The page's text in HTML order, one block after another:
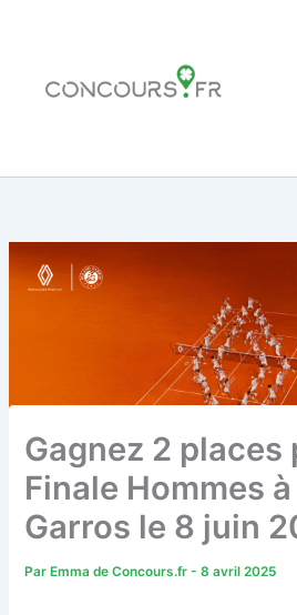
Gagnez 2 places
Finale Hommes
Garros le 8 juin
Par Emma de Concours.fr-8 avril 2025